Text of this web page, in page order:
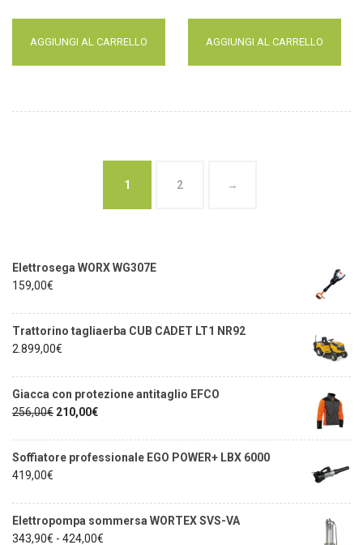
AGGIUNGI AL CARRELLO AGGIUNGI AL CARRELLO
1 2 →
Elettrosega WORX WG307E
159,00€
Trattorino tagliaerba CUB CADET LT1 NR92
2.899,00€
Giacca con protezione antitaglio EFCO
256,00€ 210,00€
Soffiatore professionale EGO POWER+ LBX 6000
419,00€
Elettropompa sommersa WORTEX SVS-VA
343,90€ - 424,00€